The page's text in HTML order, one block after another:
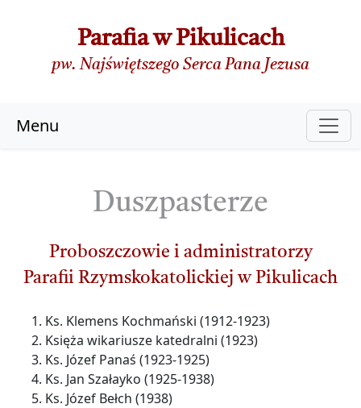
Parafia w Pikulicach
pw. Najświętszego Serca Pana Jezusa
Menu
Duszpasterze
Proboszczowie i administratorzy
Parafii Rzymskokatolickiej w Pikulicach
Ks. Klemens Kochmański (1912-1923)
Księża wikariusze katedralni (1923)
Ks. Józef Panaś (1923-1925)
Ks. Jan Szałayko (1925-1938)
Ks. Józef Bełch (1938)